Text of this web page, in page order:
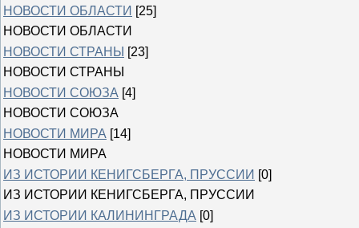
НОВОСТИ ОБЛАСТИ [25]
НОВОСТИ ОБЛАСТИ
НОВОСТИ СТРАНЫ [23]
НОВОСТИ СТРАНЫ
НОВОСТИ СОЮЗА [4]
НОВОСТИ СОЮЗА
НОВОСТИ МИРА [14]
НОВОСТИ МИРА
ИЗ ИСТОРИИ КЕНИГСБЕРГА, ПРУССИИ [0]
ИЗ ИСТОРИИ КЕНИГСБЕРГА, ПРУССИИ
ИЗ ИСТОРИИ КАЛИНИНГРАДА [0]